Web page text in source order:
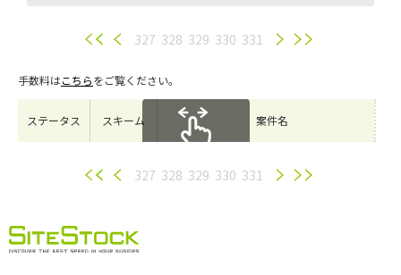
譲渡スキーム
会員数
希望価格
月間売上
327 328 329 330 331
手数料はこちらをご覧ください。
ステータス スキーム 案件名
327 328 329 330 331